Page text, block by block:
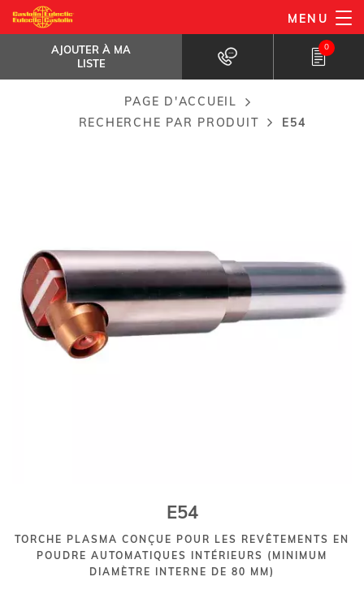
Aller
au
principal
MENU
AJOUTER À MA
LISTE
0
E54
AJOUTER À MA LISTE
Breadcrumb
PAGE D'ACCUEIL
RECHERCHE PAR PRODUIT
E54
E54
TORCHE PLASMA CONÇUE POUR LES REVÊTEMENTS EN
POUDRE AUTOMATIQUES INTÉRIEURS (MINIMUM
DIAMÈTRE INTERNE DE 80 MM)